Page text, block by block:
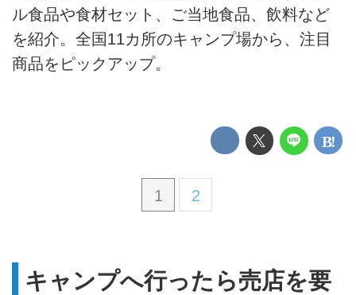
ル食品や食材セット、ご当地食品、飲料など
を紹介。全国11カ所のキャンプ場から、注目
商品をピックアップ。
1 2
キャンプへ行ったら売店を要